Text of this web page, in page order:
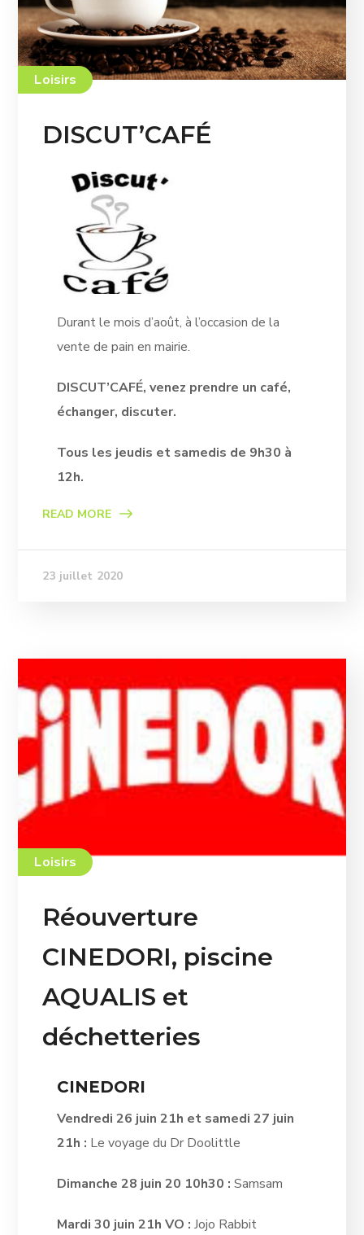
Loisirs
DISCUT’CAFÉ
Durant le mois d’août, à l’occasion de la
vente de pain en mairie.
DISCUT’CAFÉ, venez prendre un café,
échanger, discuter.
Tous les jeudis et samedis de 9h30 à
12h.
READ MORE
23 juillet 2020
Loisirs
Réouverture
CINEDORI, piscine
AQUALIS et
déchetteries
CINEDORI
Vendredi 26 juin 21h et samedi 27 juin
21h : Le voyage du Dr Doolittle
Dimanche 28 juin 20 10h30 : Samsam
Mardi 30 juin 21h VO : Jojo Rabbit